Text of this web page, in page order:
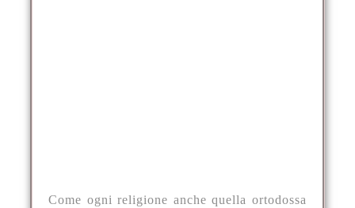
Come ogni religione anche quella ortodossa